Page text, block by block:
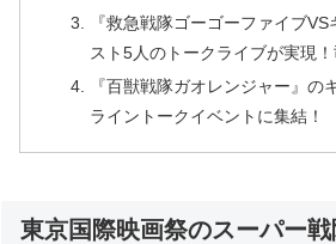
『救急戦隊ゴーゴーファイブ
スト5人のトークライブが実現！
『百獣戦隊ガオレンジャー』の
ライントークイベントに集結！
東京国際映画祭のスーパー